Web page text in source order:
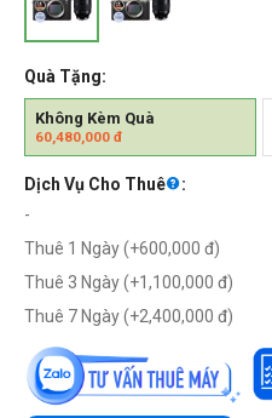
Quà Tặng:
Không Kèm Quà
60,480,000 đ
Dịch Vụ Cho Thuê
:
-
Thuê 1 Ngày (+600,000 đ)
Thuê 3 Ngày (+1,100,000 đ)
Thuê 7 Ngày (+2,400,000 đ)